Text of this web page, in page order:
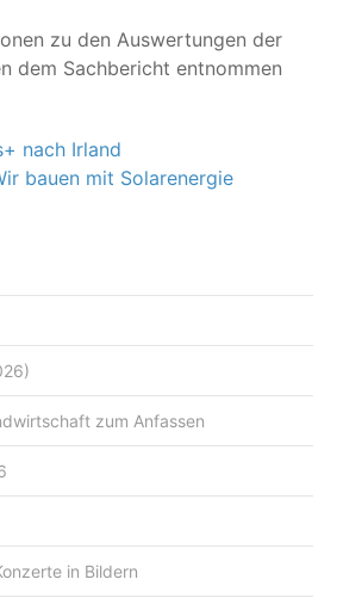
zu den Aus­wer­tun­gen der
dem Sach­be­richt ent­nom­men
nach Irland
bauen mit Solarenergie
zum Anfassen
in Bildern